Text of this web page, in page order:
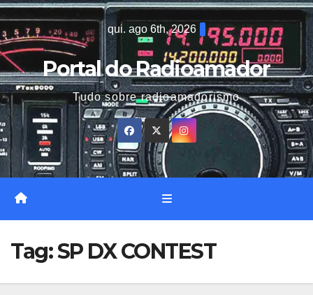
Skip
to
content
qui. ago 6th, 2026
Portal do Radioamador
Tudo sobre radioamadorismo
Tag:SP DX CONTEST